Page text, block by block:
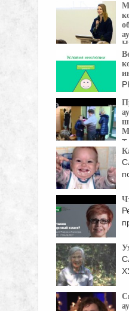
конференция по
детей с ...
биологических